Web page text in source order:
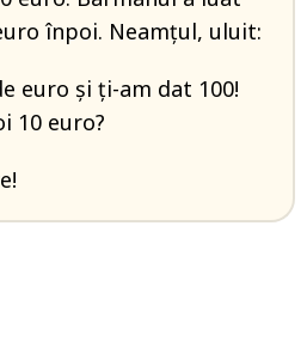
înpoi. Neamțul, uluit:
euro și ți-am dat 100!
10 euro?